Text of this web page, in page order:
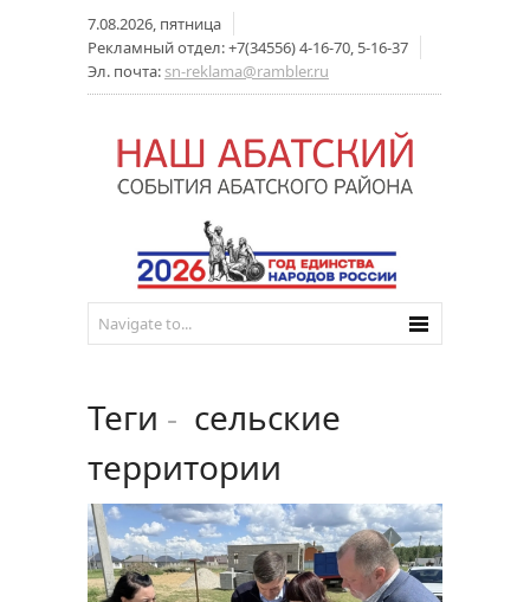
7.08.2026, пятница
Рекламный отдел: +7(34556) 4-16-70, 5-16-37
Эл. почта: sn-reklama@rambler.ru
Теги - сельские
территории